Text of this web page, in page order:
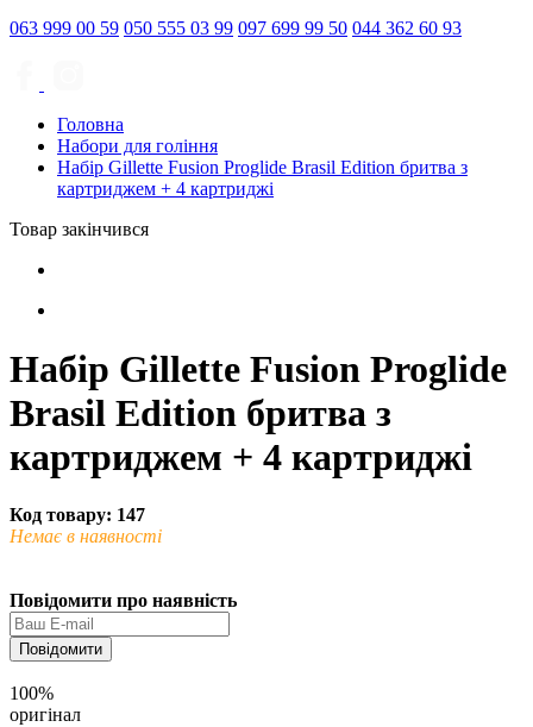
063 999 00 59 050 555 03 99 097 699 99 50 044 362 60 93
Головна
Набори для гоління
Набір Gillette Fusion Proglide Brasil Edition бритва з
картриджем + 4 картриджі
Товар закінчився
Набір Gillette Fusion Proglide
Brasil Edition бритва з
картриджем + 4 картриджі
Код товару: 147
Немає в наявності
Повідомити про наявність
Повідомити
100%
оригінал